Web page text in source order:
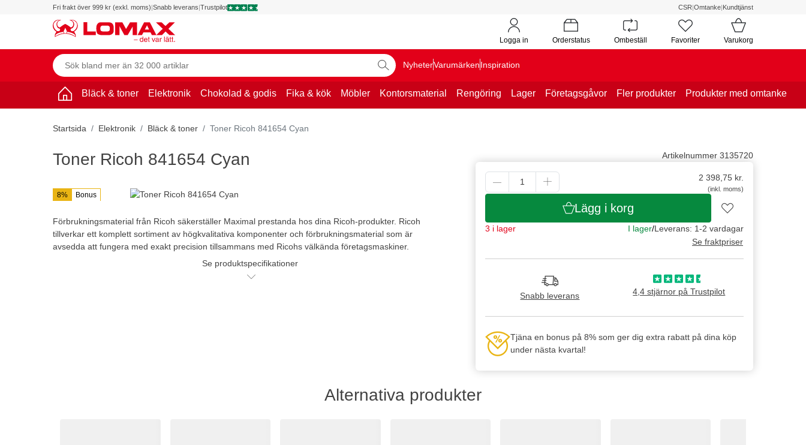
Fri frakt över 999 kr (exkl. moms)|Snabb leverans|Trustpilot CSR|Omtanke|Kundtjänst
Logga in Orderstatus Ombeställ Favoriter Varukorg
NyheterVarumärkenInspiration
Bläck & toner Elektronik Chokolad & godis Fika & kök Möbler Kontorsmaterial Rengöring Lager Företagsgåvor Fler produkter Produkter med omtanke
Startsida Elektronik Bläck & toner Toner Ricoh 841654 Cyan
8% Bonus
Förbrukningsmaterial från Ricoh säkerställer Maximal prestanda hos dina Ricoh-produkter. Ricoh
tillverkar ett komplett sortiment av högkvalitativa komponenter och förbrukningsmaterial som är
avsedda att fungera med exakt precision tillsammans med Ricohs välkända företagsmaskiner.
Se produktspecifikationer
Artikelnummer 3135720
2 398,75kr.
(inkl. moms)
Lägg i korg
3 i lager I lager/Leverans: 1-2 vardagar
Se fraktpriser
Snabb leverans 4,4 stjärnor på Trustpilot
Tjäna en bonus på 8% som ger dig extra rabatt på dina köp
under nästa kvartal!
Toner Ricoh 841654 Cyan
Alternativa produkter